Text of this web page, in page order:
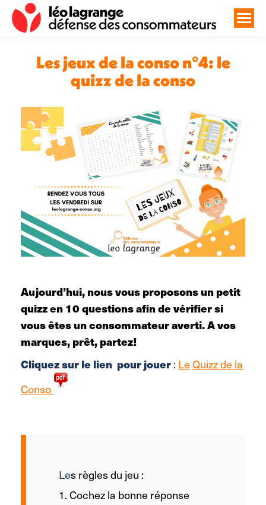
Les jeux de la conso n°4: le
quizz de la conso
Aujourd’hui, nous vous proposons un petit
quizz en 10 questions afin de vérifier si
vous êtes un consommateur averti. A vos
marques, prêt, partez!
Cliquez sur le lien pour jouer: LeQuizz de la
Conso
Les règles du jeu :
1. Cochez la bonne réponse